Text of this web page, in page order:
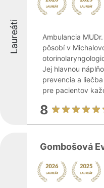
Laureáti
Ambulancia
pôsobí v
Jej hlavnou
prevencia a
pre pacientov
8
Gombošová